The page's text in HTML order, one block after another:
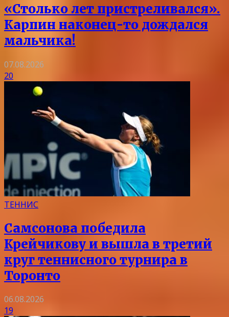
«Столько лет пристреливался».
Карпин наконец-то дождался
мальчика!
07.08.2026
20
ТЕННИС
Самсонова победила
Крейчикову и вышла в третий
круг теннисного турнира в
Торонто
06.08.2026
19